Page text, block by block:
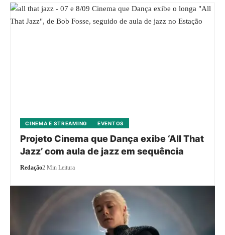
CINEMA E STREAMING EVENTOS
Projeto Cinema que Dança exibe ‘All That
Jazz’ com aula de jazz em sequência
Redação2 Min Leitura